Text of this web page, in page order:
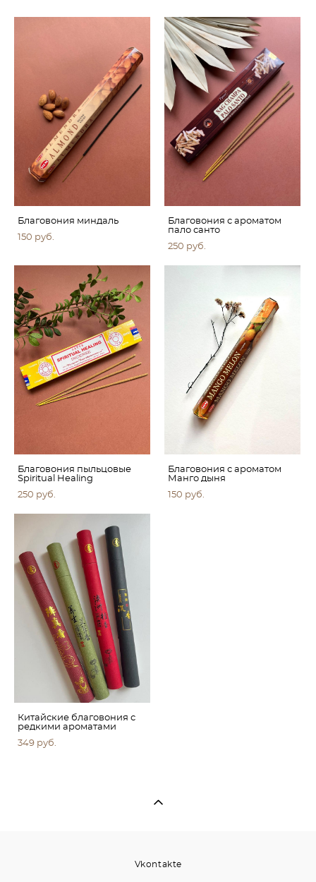
Благовония миндаль
150 pуб.
Благовония с ароматом
пало санто
250 pуб.
Благовония пыльцовые
Spiritual Healing
250 pуб.
Благовония с ароматом
Манго дыня
150 pуб.
Китайские благовония с
редкими ароматами
349 pуб.
Vkontakte